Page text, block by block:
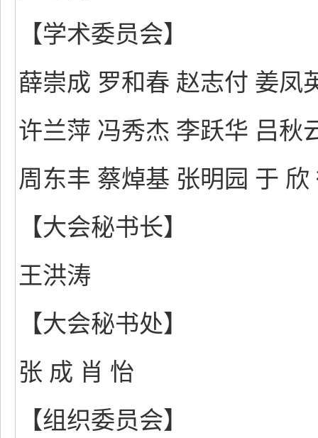
【学术委员会】
薛崇成 罗和春 赵志付 姜凤
许兰萍 冯秀杰 李跃华 吕秋
周东丰 蔡焯基 张明园 于
【大会秘书长】
王洪涛
【大会秘书处】
张 成 肖 怡
【组织委员会】